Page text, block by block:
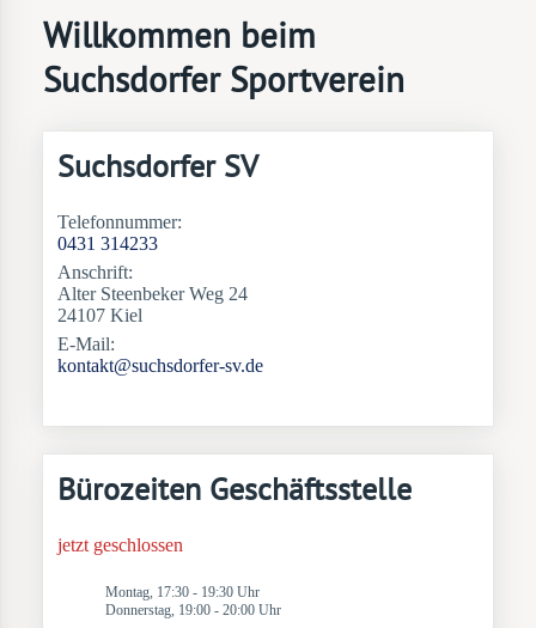
Willkommen beim
Suchsdorfer Sportverein
Suchsdorfer SV
Telefonnummer:
0431 314233
Anschrift:
Alter Steenbeker Weg 24
24107 Kiel
E-Mail:
kontakt@suchsdorfer-sv.de
Bürozeiten Geschäftsstelle
jetzt geschlossen
Montag, 17:30 - 19:30 Uhr
Donnerstag, 19:00 - 20:00 Uhr